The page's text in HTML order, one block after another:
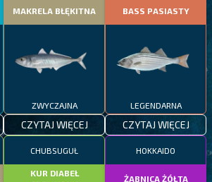
MAKRELA BŁĘKITNA
ZWYCZAJNA
CZYTAJ WIĘCEJ
BASS PASIASTY
LEGENDARNA
CZYTAJ WIĘCEJ
CHUBSUGUŁ
KUR DIABEŁ
HOKKAIDO
ŻABNICA ŻÓŁTA